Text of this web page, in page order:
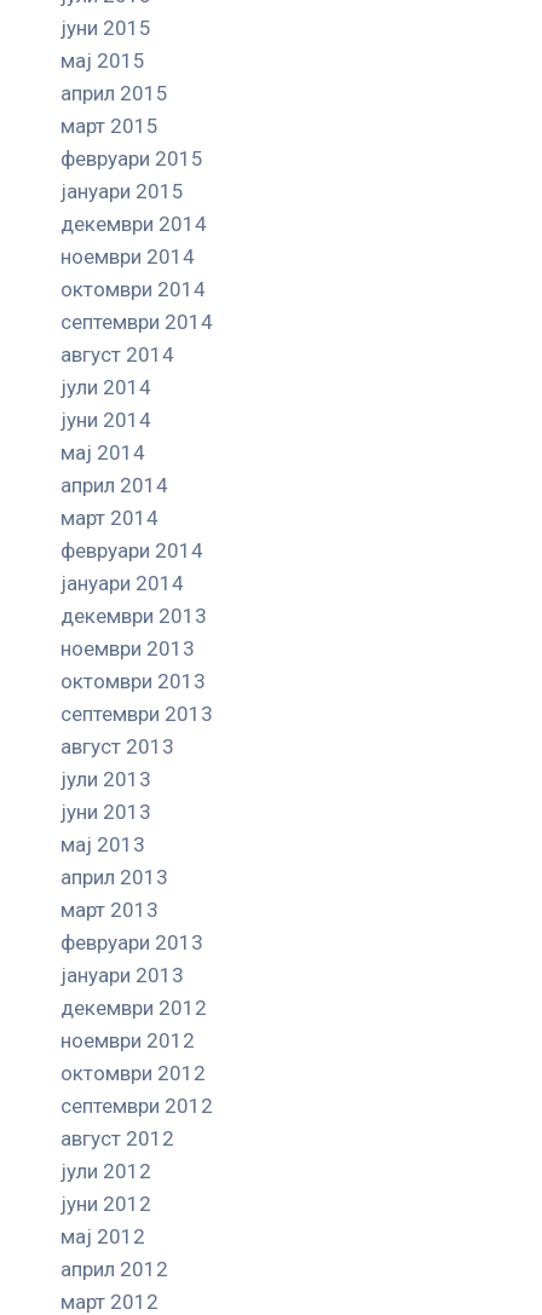
јуни 2015
мај 2015
април 2015
март 2015
февруари 2015
јануари 2015
декември 2014
ноември 2014
октомври 2014
септември 2014
август 2014
јули 2014
јуни 2014
мај 2014
април 2014
март 2014
февруари 2014
јануари 2014
декември 2013
ноември 2013
октомври 2013
септември 2013
август 2013
јули 2013
јуни 2013
мај 2013
април 2013
март 2013
февруари 2013
јануари 2013
декември 2012
ноември 2012
октомври 2012
септември 2012
август 2012
јули 2012
јуни 2012
мај 2012
април 2012
март 2012